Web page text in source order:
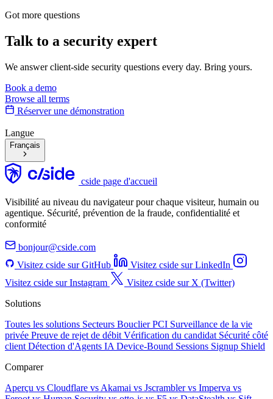
Got more questions
Talk to a security expert
We answer client-side security questions every day. Bring yours.
Book a demo
Browse all terms
Réserver une démonstration
Langue
Français
cside page d'accueil
Visibilité au niveau du navigateur pour chaque visiteur, humain ou
agentique. Sécurité, prévention de la fraude, confidentialité et
conformité
bonjour@cside.com
Visitez cside sur GitHub
Visitez cside sur LinkedIn
Visitez cside sur Instagram
Visitez cside sur X (Twitter)
Solutions
Toutes les solutions Secteurs Bouclier PCI Surveillance de la vie
privée Preuve de rejet de débit Vérification du candidat Sécurité côté
client Détection d'Agents IA Device-Bound Sessions Signup Shield
Comparer
Aperçu vs Cloudflare vs Akamai vs Jscramblervs Imperva vs